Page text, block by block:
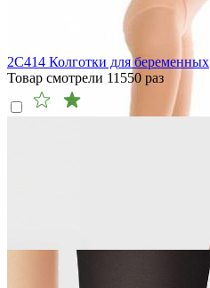
2C414 Колготки для беременных
Товар смотрели 11550 раз